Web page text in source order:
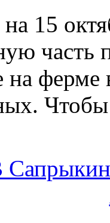
15
часть
на ферме
Чтобы